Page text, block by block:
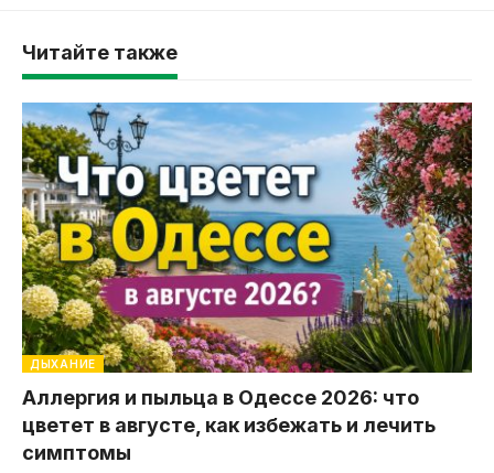
Читайте также
ДЫХАНИЕ
Аллергия и пыльца в Одессе 2026: что
цветет в августе, как избежать и лечить
симптомы